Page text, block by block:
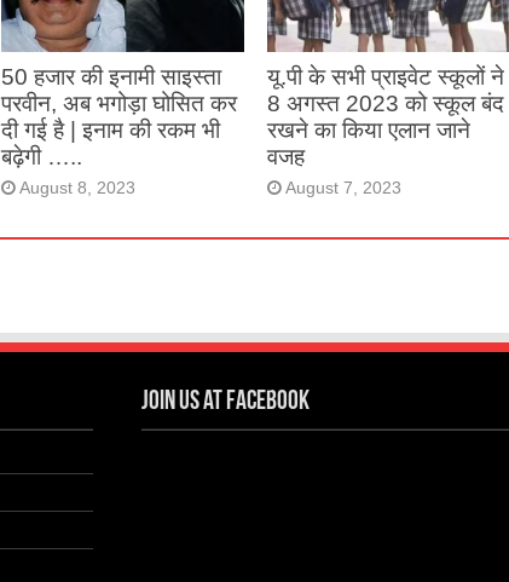
August 27, 2023
50 हजार की इनामी साइस्ता
परवीन, अब भगोड़ा घोसित कर
दी गई है | इनाम की रकम भी
बढ़ेगी …..
August 8, 2023
यू.पी के सभी प्राइवेट स्कूलों ने
8 अगस्त 2023 को स्कूल बंद
रखने का किया एलान जाने
वजह
August 7, 2023
Join us at Facebook